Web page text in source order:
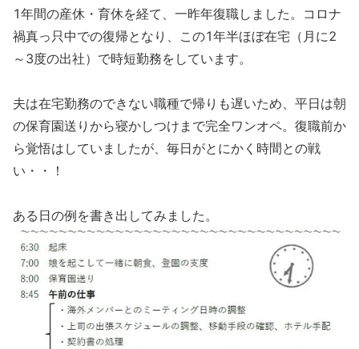
1年間の産休・育休を経て、一昨年復職しました。コロナ
禍真っ只中での復帰となり、この1年半ほぼ在宅（月に2
～3度の出社）で時短勤務をしています。
夫は在宅勤務のできない職種で帰りも遅いため、平日は朝
の保育園送りから寝かしつけまで完全ワンオペ。復職前か
ら覚悟はしていましたが、毎日がとにかく時間との戦
い・・！
ある日の例を書き出してみました。